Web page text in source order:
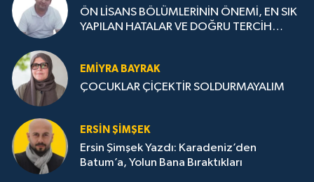
ÖN LİSANS BÖLÜMLERİNİN ÖNEMİ, EN SIK
YAPILAN HATALAR VE DOĞRU TERCİH
EMIYRA BAYRAK
ÇOCUKLAR ÇİÇEKTİR SOLDURMAYALIM
ERSIN ŞIMŞEK
Ersin Şimşek Yazdı: Karadeniz’den
Batum’a, Yolun Bana Bıraktıkları